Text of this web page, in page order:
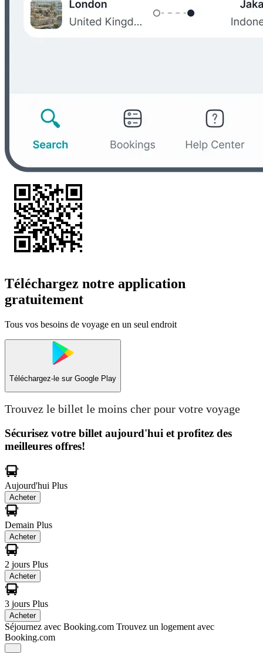
Téléchargez notre application
gratuitement
Tous vos besoins de voyage en un seul endroit
Téléchargez-le sur Google Play
Trouvez le billet le moins cher pour votre voyage
Sécurisez votre billet aujourd'hui et profitez des
meilleures offres!
Aujourd'hui Plus
Acheter
Demain Plus
Acheter
2 jours Plus
Acheter
3 jours Plus
Acheter
Séjournez avec Booking.com Trouvez un logement avec
Booking.com